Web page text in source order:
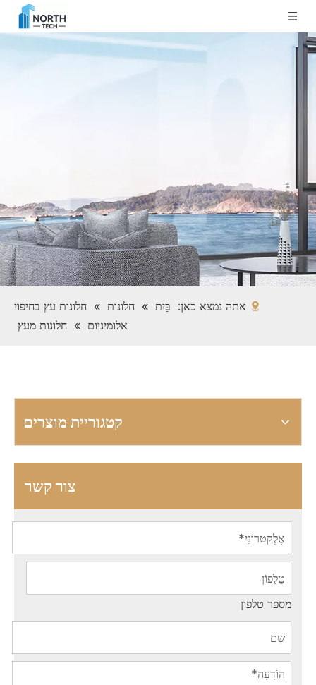
אתה נמצא כאן: בַּיִת » חלונות » חלונות עץ בחיפוי
אלומיניום » חלונות מעץ
קטגוריית מוצרים
צור קשר
מספר טלפון